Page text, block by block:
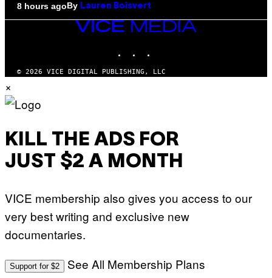
8 hours agoBy Lauren Boisvert
VICE
© 2026 VICE DIGITAL PUBLISHING, LLC
×
KILL THE ADS FOR
JUST $2 A MONTH
VICE membership also gives you access to our
very best writing and exclusive new
documentaries.
Support for $2 See All Membership Plans